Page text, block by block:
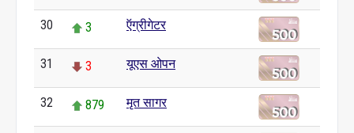
30 3 ऍग्रीगेटर
31 3 यूएस ओपन
32 879 मृत सागर